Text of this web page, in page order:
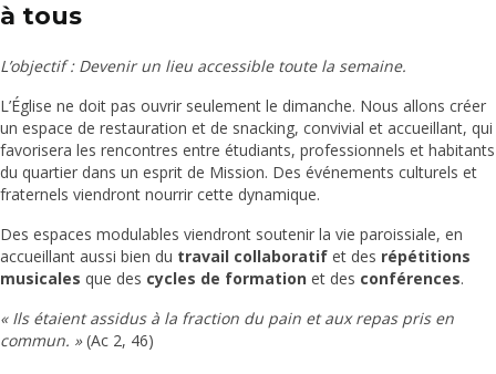
à tous
L’objectif : Devenir un lieu accessible toute la semaine.
L’Église ne doit pas ouvrir seulement le dimanche. Nous allons créer
un espace de restauration et de snacking, convivial et accueillant, qui
favorisera les rencontres entre étudiants, professionnels et habitants
du quartier dans un esprit de Mission. Des événements culturels et
fraternels viendront nourrir cette dynamique.
Des espaces modulables viendront soutenir la vie paroissiale, en
accueillant aussi bien du travail collaboratif et des répétitions
musicales que des cycles de formation et des conférences.
« Ils étaient assidus à la fraction du pain et aux repas pris en
commun. »(Ac 2, 46)